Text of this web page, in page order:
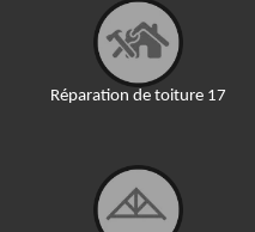
Réparation de toiture 17